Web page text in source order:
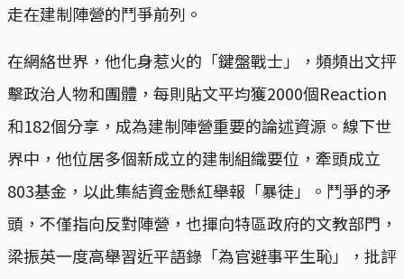
走在建制陣營的鬥爭前列。
在網絡世界，他化身惹火的「鍵盤戰士」，頻頻出文抨
擊政治人物和團體，每則貼文平均獲2000個Reaction
和182個分享，成為建制陣營重要的論述資源。線下世
界中，他位居多個新成立的建制組織要位，牽頭成立
803基金，以此集結資金懸紅舉報「暴徒」。鬥爭的矛
頭，不僅指向反對陣營，也揮向特區政府的文教部門，
梁振英一度高舉習近平語錄「為官避事平生恥」，批評